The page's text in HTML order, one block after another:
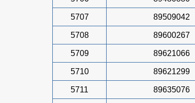
5707 89509042
5708 89600267
5709 89621066
5710 89621299
5711 89635076